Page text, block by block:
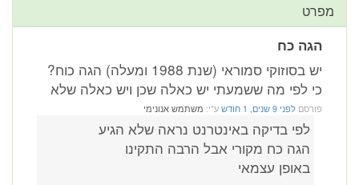
מפרט
הגה כח
יש בסוזוקי סמוראי (שנת 1988 ומעלה) הגה כוח?
כי לפי מה ששמעתי יש כאלה שכן ויש כאלה שלא
פורסם לפני 9 שנים, 1 חודש ע"י: משתמש אנונימי
לפי בדיקה באינטרנט נראה שלא הגיע
הגה כח מקורי אבל הרבה התקינו
באופן עצמאי